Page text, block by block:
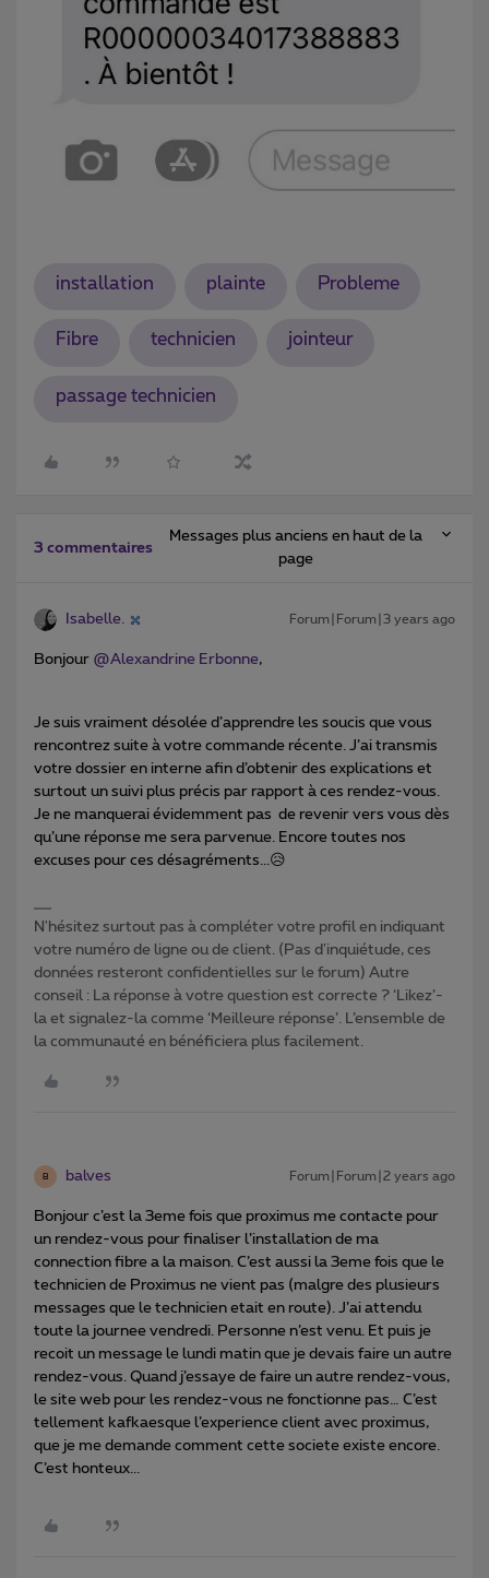
installation plainte Probleme
Fibre technicien jointeur
passage technicien
3 commentaires
Messages plus anciens en haut de la
page
Isabelle. Forum|Forum|3 years ago
Bonjour @Alexandrine Erbonne,
Je suis vraiment désolée d’apprendre les soucis que vous
rencontrez suite à votre commande récente. J’ai transmis
votre dossier en interne afin d’obtenir des explications et
surtout un suivi plus précis par rapport à ces rendez-vous.
Je ne manquerai évidemment pas de revenir vers vous dès
qu’une réponse me sera parvenue. Encore toutes nos
excuses pour ces désagréments...😥
N'hésitez surtout pas à compléter votre profil en indiquant
votre numéro de ligne ou de client. (Pas d'inquiétude, ces
données resteront confidentielles sur le forum) Autre
conseil : La réponse à votre question est correcte ? ‘Likez’-
la et signalez-la comme ‘Meilleure réponse’. L’ensemble de
la communauté en bénéficiera plus facilement.
B balves Forum|Forum|2 years ago
Bonjour c’est la 3eme fois que proximus me contacte pour
un rendez-vous pour finaliser l’installation de ma
connection fibre a la maison. C’est aussi la 3eme fois que le
technicien de Proximus ne vient pas (malgre des plusieurs
messages que le technicien etait en route). J’ai attendu
toute la journee vendredi. Personne n’est venu. Et puis je
recoit un message le lundi matin que je devais faire un autre
rendez-vous. Quand j’essaye de faire un autre rendez-vous,
le site web pour les rendez-vous ne fonctionne pas… C’est
tellement kafkaesque l’experience client avec proximus,
que je me demande comment cette societe existe encore.
C’est honteux...